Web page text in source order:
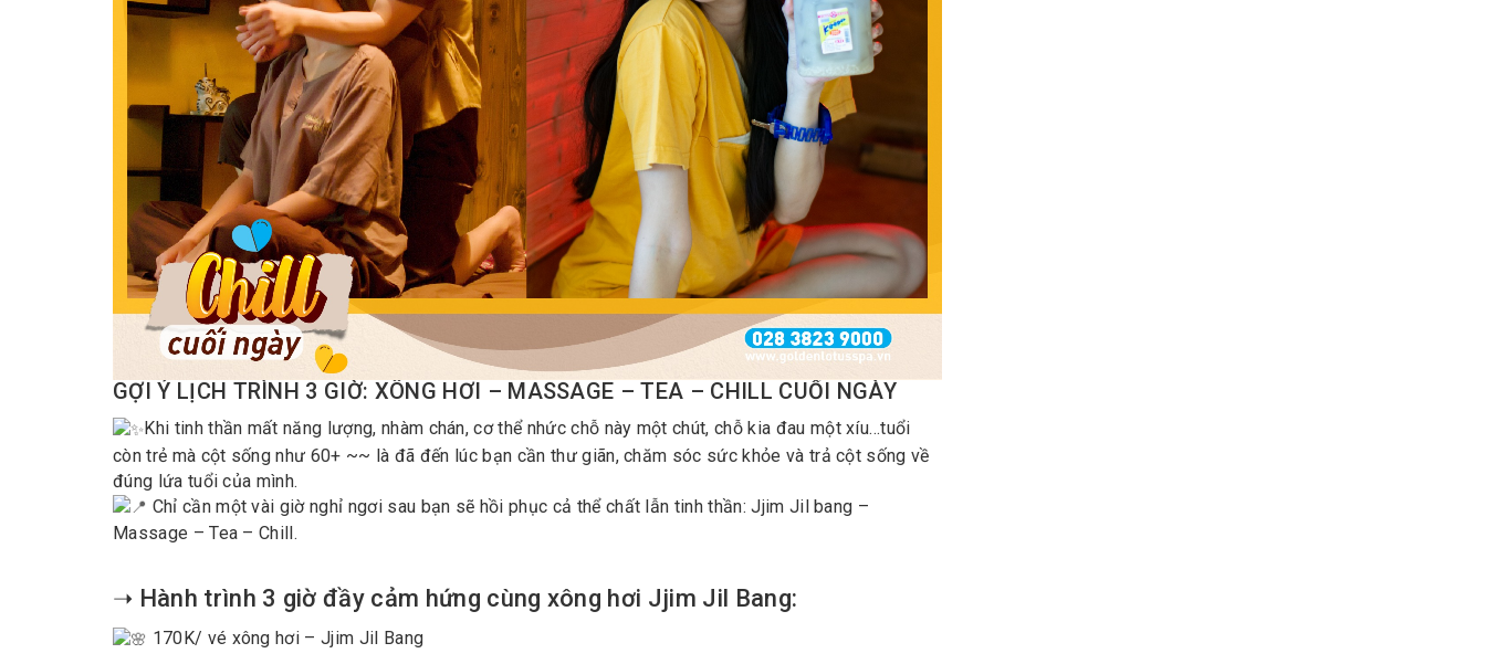
GỢI Ý LỊCH TRÌNH 3 GIỜ: XÔNG HƠI – MASSAGE – TEA – CHILL CUỐI NGÀY
Khi tinh thần mất năng lượng, nhàm chán, cơ thể nhức chỗ này một chút, chỗ kia đau một xíu…tuổi
còn trẻ mà cột sống như 60+ ~~ là đã đến lúc bạn cần thư giãn, chăm sóc sức khỏe và trả cột sống về
đúng lứa tuổi của mình.
Chỉ cần một vài giờ nghỉ ngơi sau bạn sẽ hồi phục cả thể chất lẫn tinh thần: Jjim Jil bang –
Massage – Tea – Chill.
➝ Hành trình 3 giờ đầy cảm hứng cùng xông hơi Jjim Jil Bang:
170K/ vé xông hơi – Jjim Jil Bang